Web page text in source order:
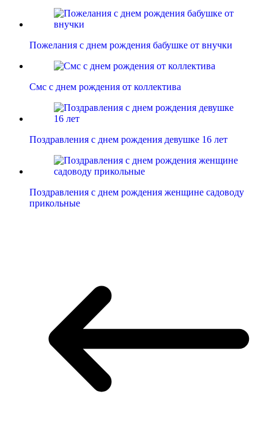
Пожелания с днем рождения бабушке от внучки
Смс с днем рождения от коллектива
Поздравления с днем рождения девушке 16 лет
Поздравления с днем рождения женщине садоводу
прикольные